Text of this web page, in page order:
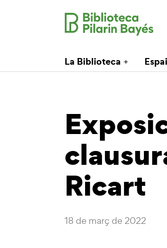
La Biblioteca
Ricart
18 de març de 2022